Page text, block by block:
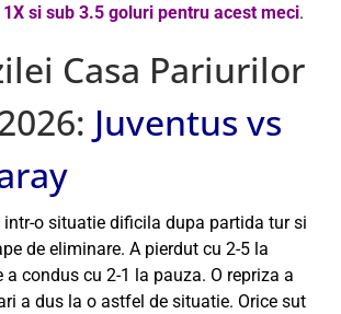
si sub 3.5 goluri pentru acest meci.
Casa Pariurilor
Juventus vs
intr-o situatie dificila dupa partida tur si
de eliminare. A pierdut cu 2-5 la
a condus cu 2-1 la pauza. O repriza a
a dus la o astfel de situatie. Orice sut